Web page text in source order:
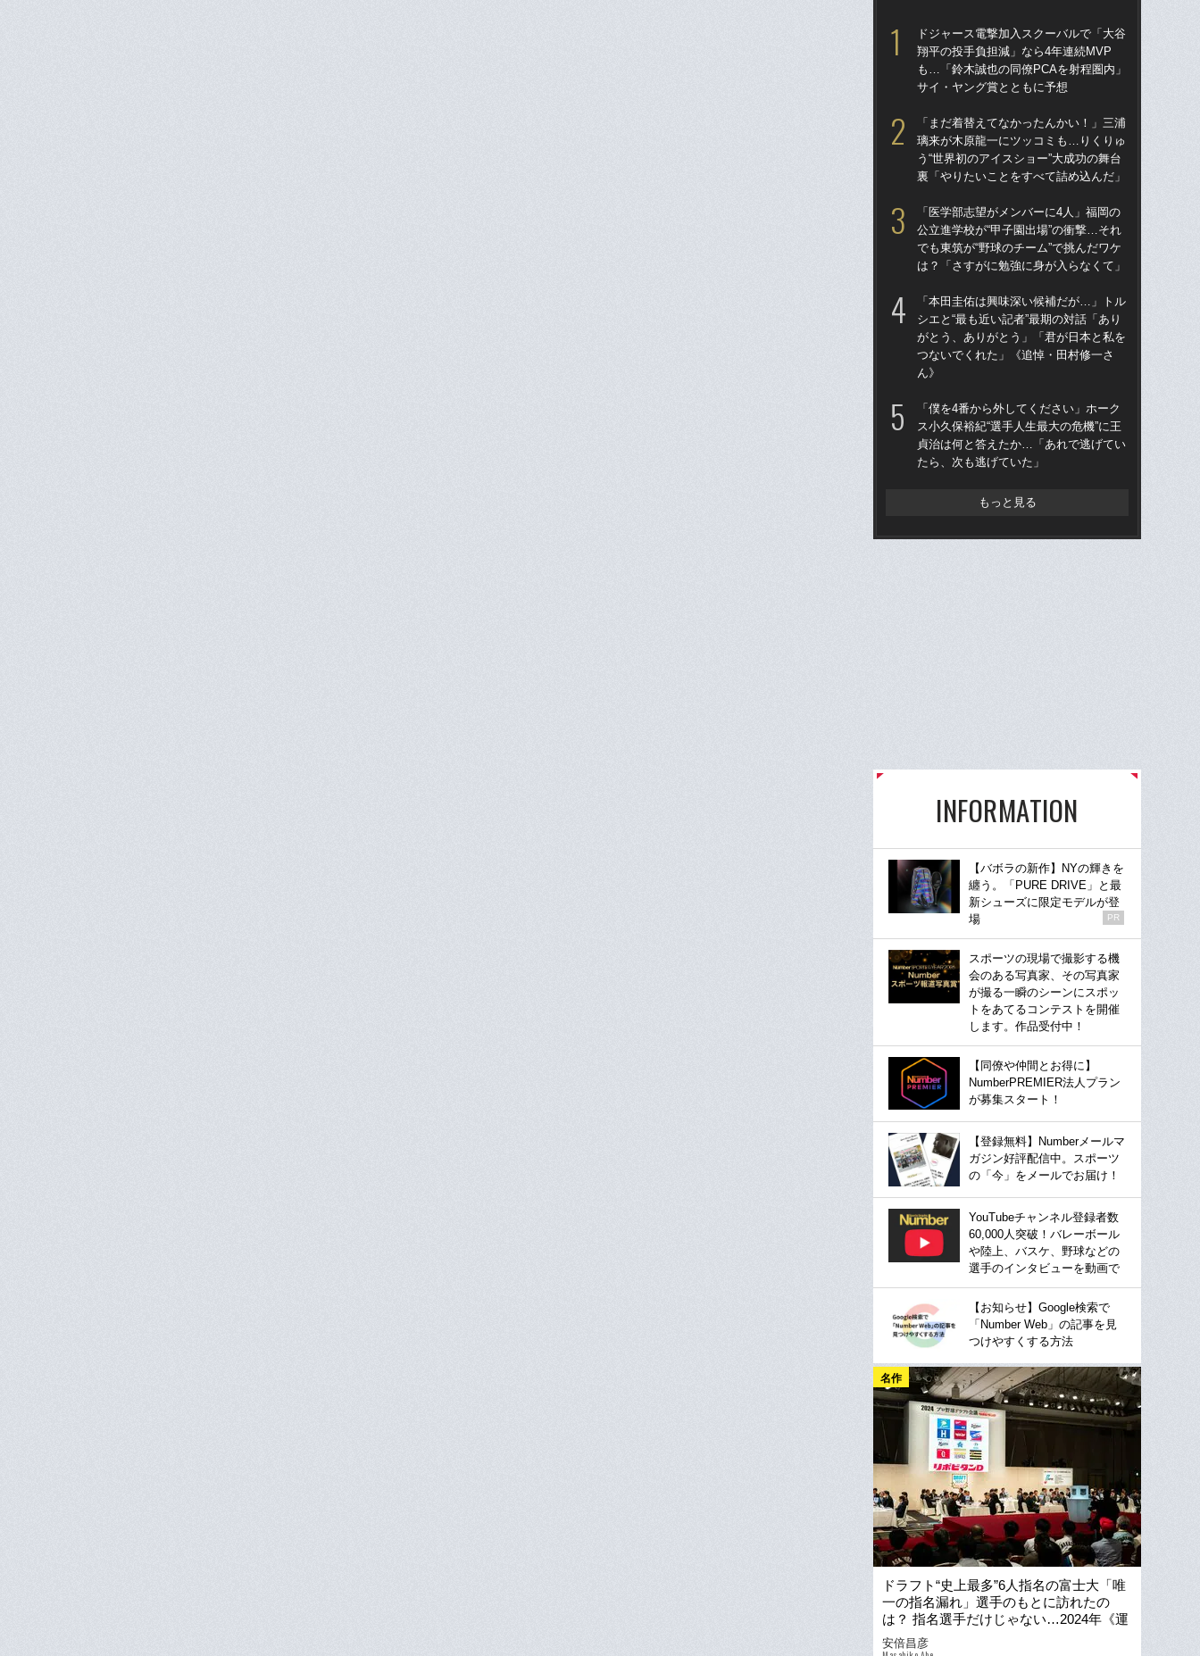
ドジャース電撃加入スクーバルで「大谷
翔平の投手負担減」なら4年連続MVP
も…「鈴木誠也の同僚PCAを射程圏内」
サイ・ヤング賞とともに予想
「まだ着替えてなかったんかい！」三浦
璃来が木原龍一にツッコミも…りくりゅ
う“世界初のアイスショー”大成功の舞台
裏「やりたいことをすべて詰め込んだ」
「医学部志望がメンバーに4人」福岡の
公立進学校が“甲子園出場”の衝撃…それ
でも東筑が“野球のチーム”で挑んだワケ
は？「さすがに勉強に身が入らなくて」
「本田圭佑は興味深い候補だが…」トル
シエと“最も近い記者”最期の対話「あり
がとう、ありがとう」「君が日本と私を
つないでくれた」《追悼・田村修一さ
ん》
「僕を4番から外してください」ホーク
ス小久保裕紀“選手人生最大の危機”に王
貞治は何と答えたか…「あれで逃げてい
たら、次も逃げていた」
もっと見る
INFORMATION
【バボラの新作】NYの輝きを
纏う。「PURE DRIVE」と最
新シューズに限定モデルが登
場
PR
スポーツの現場で撮影する機
会のある写真家、その写真家
が撮る一瞬のシーンにスポッ
トをあてるコンテストを開催
します。作品受付中！
【同僚や仲間とお得に】
NumberPREMIER法人プラン
が募集スタート！
【登録無料】Numberメールマ
ガジン好評配信中。スポーツ
の「今」をメールでお届け！
YouTubeチャンネル登録者数
60,000人突破！バレーボール
や陸上、バスケ、野球などの
選手のインタビューを動画で
【お知らせ】Google検索で
「Number Web」の記事を見
つけやすくする方法
名作
ドラフト“史上最多”6人指名の富士大「唯
一の指名漏れ」選手のもとに訪れたの
は？ 指名選手だけじゃない…2024年《運
命のドラフト会議》その後の物語
安倍昌彦